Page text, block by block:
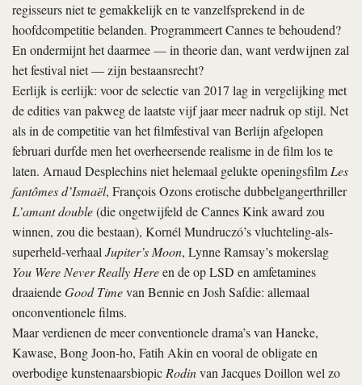
regisseurs niet te gemakkelijk en te vanzelfsprekend in de
hoofdcompetitie belanden. Programmeert Cannes te behoudend?
En ondermijnt het daarmee — in theorie dan, want verdwijnen zal
het festival niet — zijn bestaansrecht?
Eerlijk is eerlijk: voor de selectie van 2017 lag in vergelijking met
de edities van pakweg de laatste vijf jaar meer nadruk op stijl. Net
als in de competitie van het filmfestival van Berlijn afgelopen
februari durfde men het overheersende realisme in de film los te
laten. Arnaud Desplechins niet helemaal gelukte openingsfilmLes
fantômes d’Ismaël, François Ozons erotische dubbelgangerthriller
L’amant double(die ongetwijfeld de Cannes Kink award zou
winnen, zou die bestaan), Kornél Mundruczó’s vluchteling-als-
superheld-verhaalJupiter’s Moon, Lynne Ramsay’s mokerslag
You Were Never Really Hereen de op LSD en amfetamines
draaiendeGood Timevan Bennie en Josh Safdie: allemaal
onconventionele films.
Maar verdienen de meer conventionele drama’s van Haneke,
Kawase, Bong Joon-ho, Fatih Akin en vooral de obligate en
overbodige kunstenaarsbiopicRodinvan Jacques Doillon wel zo